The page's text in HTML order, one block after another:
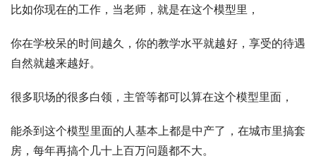
比如你现在的工作，当老师，就是在这个模型里，
你在学校呆的时间越久，你的教学水平就越好，享受的待遇
自然就越来越好。
很多职场的很多白领，主管等都可以算在这个模型里面，
能杀到这个模型里面的人基本上都是中产了，在城市里搞套
房，每年再搞个几十上百万问题都不大。